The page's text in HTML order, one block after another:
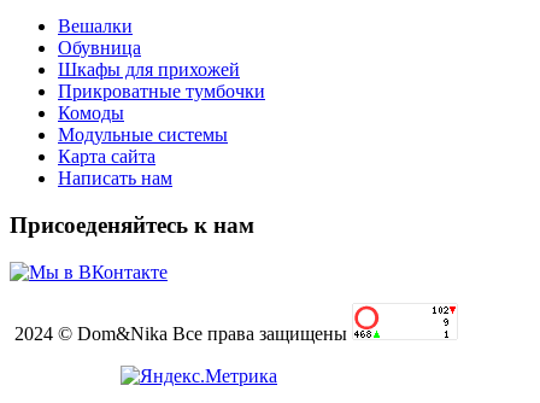
Вешалки
Обувница
Шкафы для прихожей
Прикроватные тумбочки
Комоды
Модульные системы
Карта сайта
Написать нам
Присоеденяйтесь к нам
2024 © Dom&Nika Все права защищены